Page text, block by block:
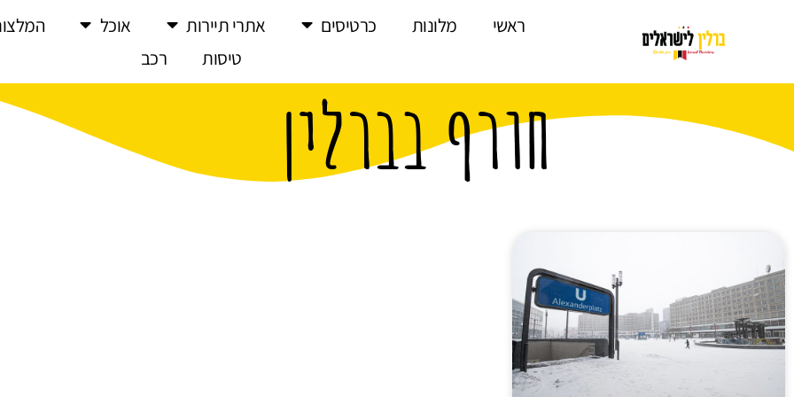
ראשי מלונות כרטיסים אתרי תיירות אוכל
טיסות
רכב
חורף בברלין